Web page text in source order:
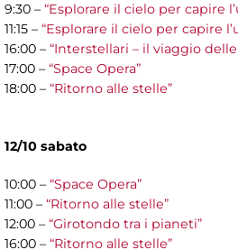
9:30 – “Esplorare il cielo per capire
11:15 – “Esplorare il cielo per capire
16:00 – “Interstellari – il viaggio
17:00 – “Space Opera”
18:00 – “Ritorno alle stelle”
12/10 sabato
10:00 – “Space Opera”
11:00 – “Ritorno alle stelle”
12:00 – “Girotondo tra i pianeti”
16:00 – “Ritorno alle stelle”